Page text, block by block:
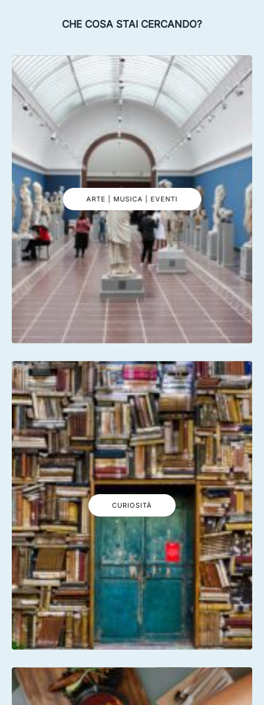
CHE COSA STAI CERCANDO?
ARTE | MUSICA | EVENTI
CURIOSITÀ